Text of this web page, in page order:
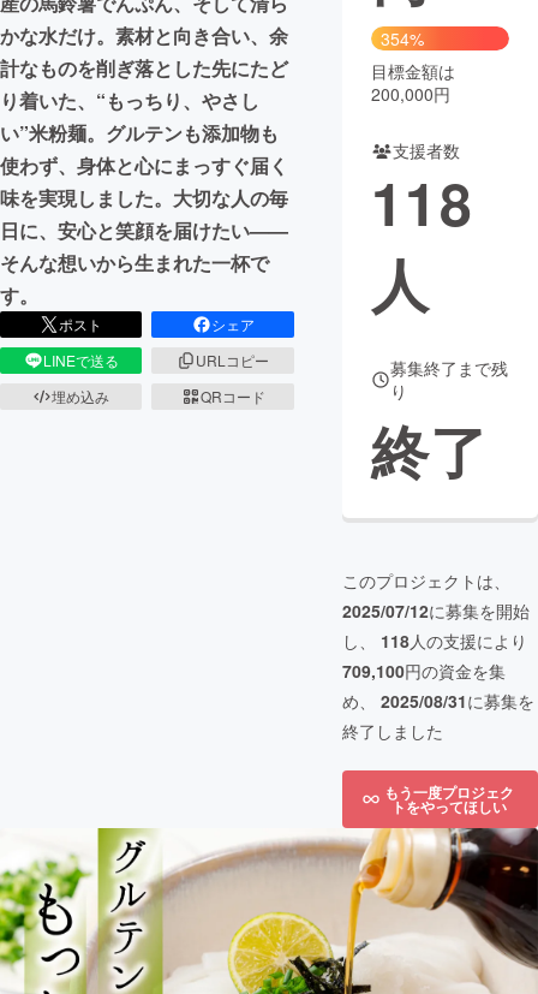
CAMPFIRE for Social Good
CAMPFIRE Creation
CAMPFIREふるさと納税machi-ya コミュニティ
かな水だけ。素材と向き合い、余
計なものを削ぎ落とした先にたど
り着いた、“もっちり、やさし
い”米粉麺。グルテンも添加物も
使わず、身体と心にまっすぐ届く
味を実現しました。大切な人の毎
日に、安心と笑顔を届けたい——
そんな想いから生まれた一杯で
す。
ポスト
シェア
LINEで送る
URLコピー
埋め込み
QRコード
354%
目標金額は
200,000円
支援者数
118
人
募集終了まで残
り
終了
このプロジェクトは、
2025/07/12に募集を開始
し、 118人の支援により
709,100円の資金を集
め、 2025/08/31に募集を
終了しました
もう一度プロジェク
トをやってほしい